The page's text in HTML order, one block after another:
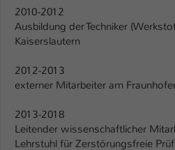
2010-2012
Ausbildung der Techniker
Kaiserslautern
2012-2013
externer Mitarbeiter am
2013-2018
Leitender wissenschaftlicher
Lehrstuhl für Zerstörungsfreie
Zweck
Speicherung
Name
Anbieter TYPO3